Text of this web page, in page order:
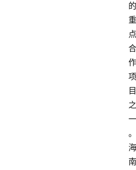
的
重
点
合
作
项
目
之
一
。
海
南